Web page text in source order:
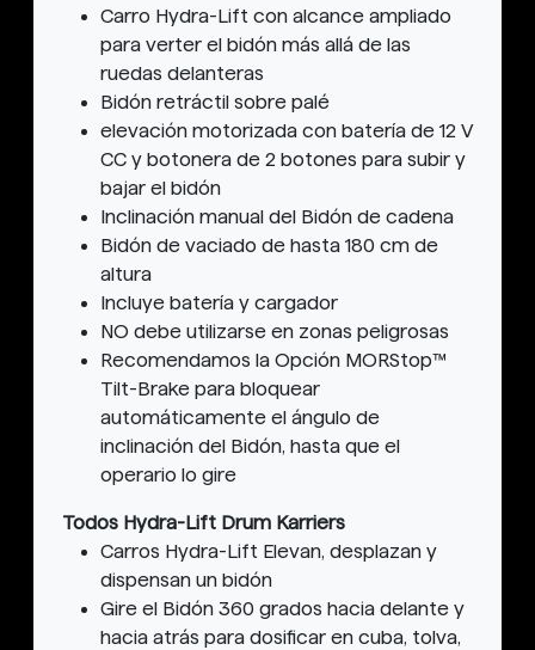
Carro Hydra-Lift con alcance ampliado
para verter el bidón más allá de las
ruedas delanteras
Bidón retráctil sobre palé
elevación motorizada con batería de 12 V
CC y botonera de 2 botones para subir y
bajar el bidón
Inclinación manual del Bidón de cadena
Bidón de vaciado de hasta 180 cm de
altura
Incluye batería y cargador
NO debe utilizarse en zonas peligrosas
Recomendamos la Opción MORStop™
Tilt-Brake para bloquear
automáticamente el ángulo de
inclinación del Bidón, hasta que el
operario lo gire
Todos Hydra-Lift Drum Karriers
Carros Hydra-Lift Elevan, desplazan y
dispensan un bidón
Gire el Bidón 360 grados hacia delante y
hacia atrás para dosificar en cuba, tolva,